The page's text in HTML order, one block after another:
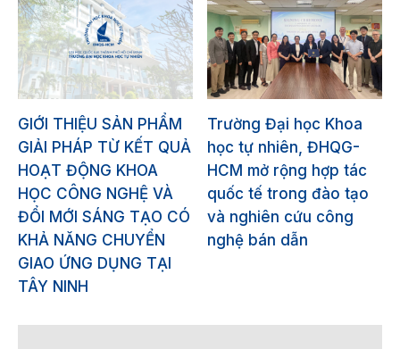
GIỚI THIỆU SẢN PHẨM
GIẢI PHÁP TỪ KẾT QUẢ
HOẠT ĐỘNG KHOA
HỌC CÔNG NGHỆ VÀ
ĐỔI MỚI SÁNG TẠO CÓ
KHẢ NĂNG CHUYỂN
GIAO ỨNG DỤNG TẠI
TÂY NINH
Trường Đại học Khoa
học tự nhiên, ĐHQG-
HCM mở rộng hợp tác
quốc tế trong đào tạo
và nghiên cứu công
nghệ bán dẫn